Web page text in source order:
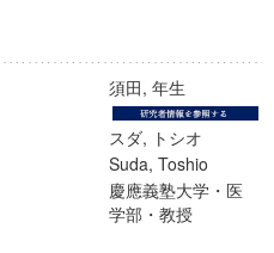
須田, 年生
スダ, トシオ
Suda, Toshio
慶應義塾大学・医
学部・教授